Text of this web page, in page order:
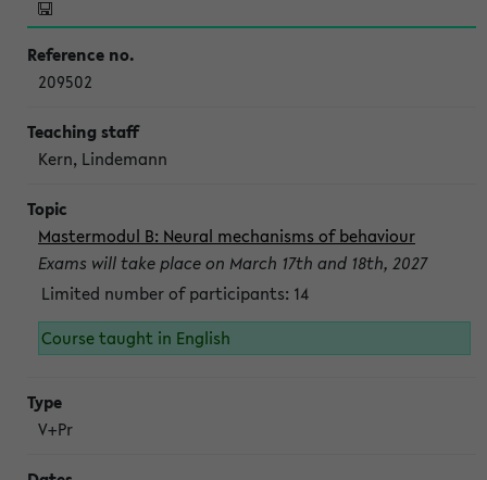
209502
Kern, Lindemann
Mastermodul B: Neural mechanisms of behaviour
Exams will take place on March 17th and 18th, 2027
Limited number of participants: 14
Course taught in English
V+Pr